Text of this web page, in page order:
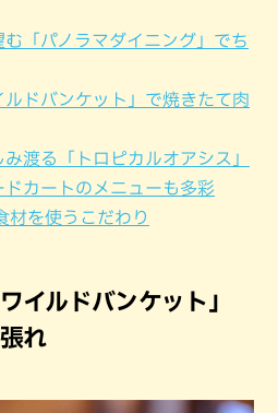
む「パノラマダイニング」でち
ルドバンケット」で焼きたて肉
渡る「トロピカルオアシス」
ドカートのメニューも多彩
材を使うこだわり
イルドバンケット」
れ